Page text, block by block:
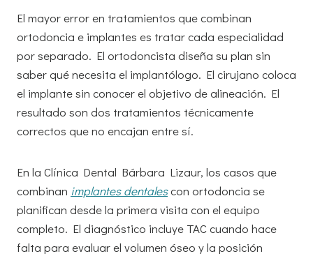
El mayor error en tratamientos que combinan
ortodoncia e implantes es tratar cada especialidad
por separado. El ortodoncista diseña su plan sin
saber qué necesita el implantólogo. El cirujano coloca
el implante sin conocer el objetivo de alineación. El
resultado son dos tratamientos técnicamente
correctos que no encajan entre sí.
En la Clínica Dental Bárbara Lizaur, los casos que
combinan implantes dentalescon ortodoncia se
planifican desde la primera visita con el equipo
completo. El diagnóstico incluye TAC cuando hace
falta para evaluar el volumen óseo y la posición